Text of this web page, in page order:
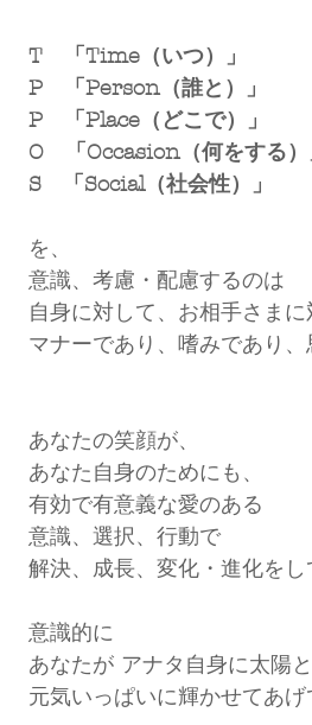
T　「Time（いつ）」
P　「Person（誰と）」
P　「Place（どこで）」
O　「Occasion（何をする）
S　「Social（社会性）」
を、
意識、考慮・配慮するのは
自身に対して、お相手さま
マナーであり、嗜みであり、
あなたの笑顔が、
あなた自身のためにも、
有効で有意義な愛のある
意識、選択、行動で
解決、成長、変化・進化をし
意識的に
あなたが アナタ自身に太陽
元気いっぱいに輝かせてあげ